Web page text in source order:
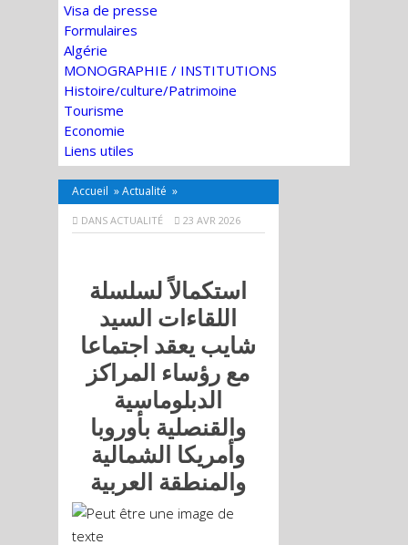
Visa de presse
Formulaires
Algérie
MONOGRAPHIE / INSTITUTIONS
Histoire/culture/Patrimoine
Tourisme
Economie
Liens utiles
Accueil »Actualité »
DANS ACTUALITÉ 23 AVR 2026
استكمالاً لسلسلة
اللقاءات السيد
شايب يعقد اجتماعا
مع رؤساء المراكز
الدبلوماسية
والقنصلية بأوروبا
وأمريكا الشمالية
والمنطقة العربية